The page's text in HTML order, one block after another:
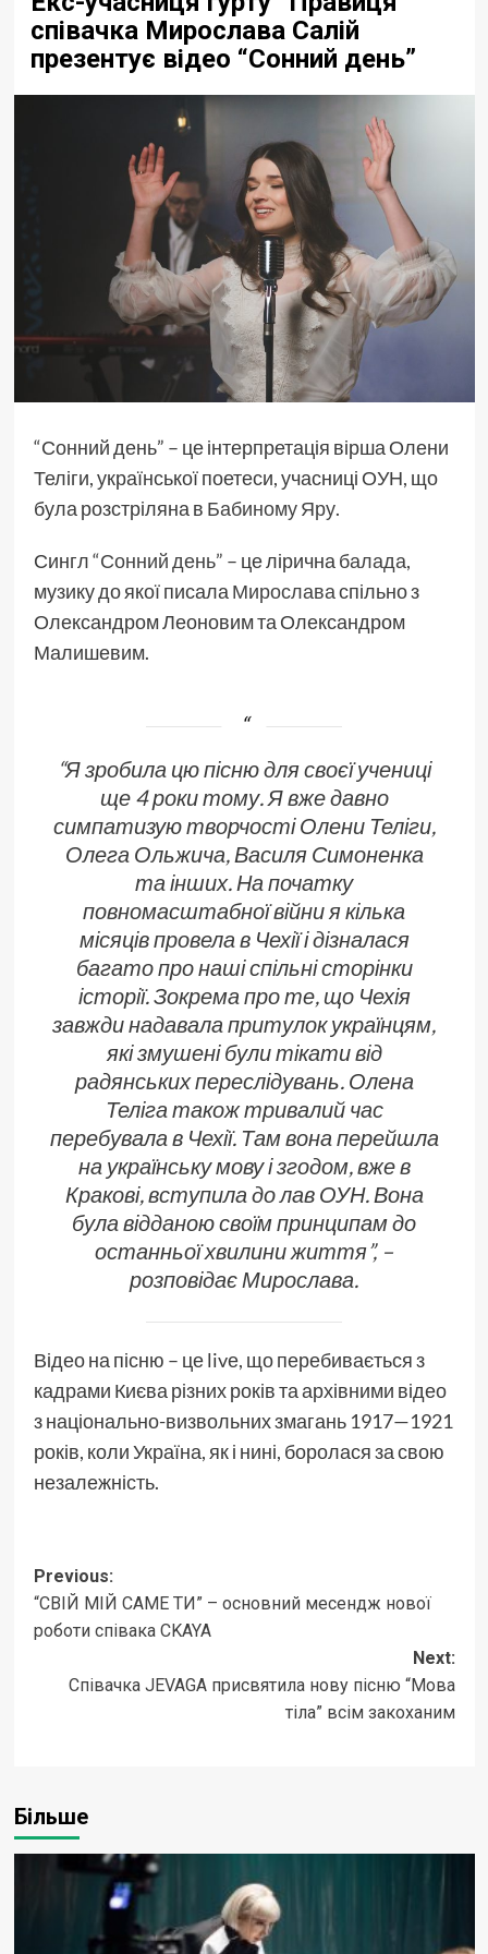
співачка Мирослава Салій
презентує відео “Сонний день”
“Сонний день” – це інтерпретація вірша Олени
Теліги, української поетеси, учасниці ОУН, що
була розстріляна в Бабиному Яру.
Сингл“Сонний день” – це лірична балада,
музику до якої писала Мирославаспільно з
Олександром Леоновим та Олександром
Малишевим.
“Я зробила цю пісню для своєї учениці
ще 4 роки тому. Я вже давно
симпатизую творчості Олени Теліги,
Олега Ольжича, Василя Симоненка
та інших. На початку
повномасштабної війни я кілька
місяців провела в Чехії і дізналася
багато про наші спільні сторінки
історії. Зокрема про те, що Чехія
завжди надавала притулок українцям,
які змушені були тікати від
радянських переслідувань. Олена
Теліга також тривалий час
перебувала в Чехії. Там вона перейшла
на українську мову і згодом, вже в
Кракові, вступила до лав ОУН. Вона
була відданою своїм принципам до
останньої хвилини життя”, –
розповідає Мирослава.
Відео на пісню – це livе, що перебивається з
кадрами Києва різних років та архівними відео
з національно-визвольних змагань 1917—1921
років, коли Україна, як і нині, боролася за свою
незалежність.
Post
navigation
Previous:
“СВІЙ МІЙ САМЕ ТИ” – основний месендж нової
роботи співака CKAYA
Next:
Співачка JEVAGA присвятила нову пісню “Мова
тіла” всім закоханим
Більше